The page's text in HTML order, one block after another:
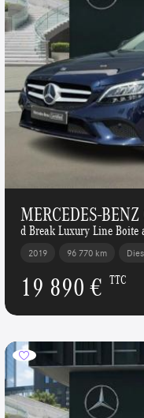
MERCEDES-
d Break Luxury Line Boite
2019 96 770 km
19 890 € TTC